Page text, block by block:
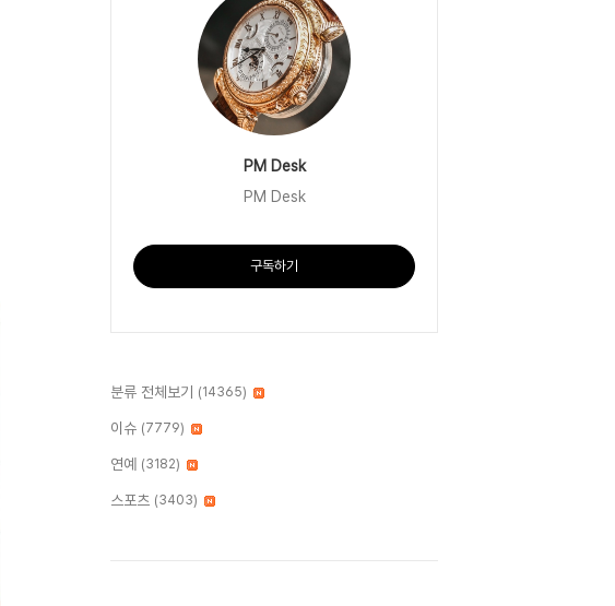
PM Desk
PM Desk
구독하기
분류 전체보기 (14365)
이슈 (7779)
연예 (3182)
스포츠 (3403)